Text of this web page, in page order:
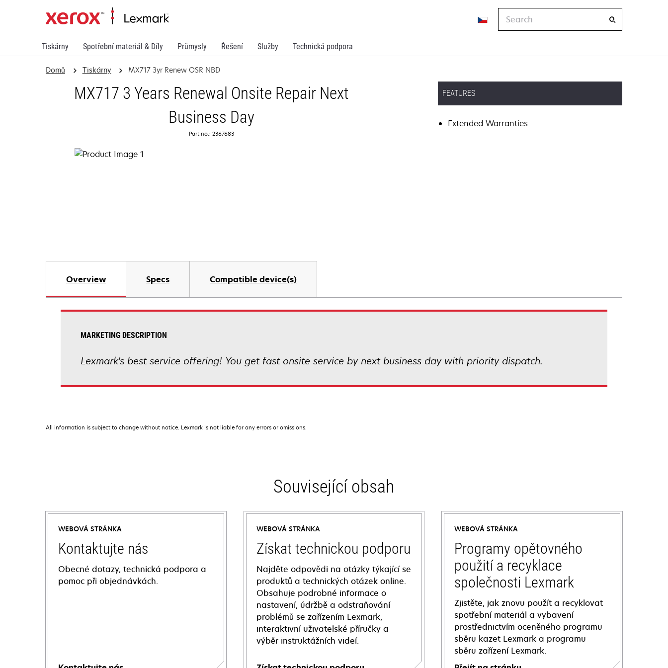
Tiskárny Spotřební materiál & Díly Průmysly Řešení Služby Technická podpora
Domů Tiskárny MX717 3yr Renew OSR NBD
MX717 3 Years Renewal Onsite Repair Next
Business Day
Part no.: 2367683
FEATURES
Extended Warranties
Overview Specs Compatible device(s)
MARKETING DESCRIPTION
Lexmark's best service offering! You get fast onsite service by next business day with priority dispatch.
All information is subject to change without notice. Lexmark is not liable for any errors or omissions.
Související obsah
WEBOVÁ STRÁNKA
Kontaktujte nás
Obecné dotazy, technická podpora a
pomoc při objednávkách.
WEBOVÁ STRÁNKA
Získat technickou podporu
Najděte odpovědi na otázky týkající se
produktů a technických otázek online.
Obsahuje podrobné informace o
nastavení, údržbě a odstraňování
problémů se zařízením Lexmark,
interaktivní uživatelské příručky a
výběr instruktážních videí.
WEBOVÁ STRÁNKA
Programy opětovného
použití a recyklace
společnosti Lexmark
Zjistěte, jak znovu použít a recyklovat
spotřební materiál a vybavení
prostřednictvím oceněného programu
sběru kazet Lexmark a programu
sběru zařízení Lexmark.